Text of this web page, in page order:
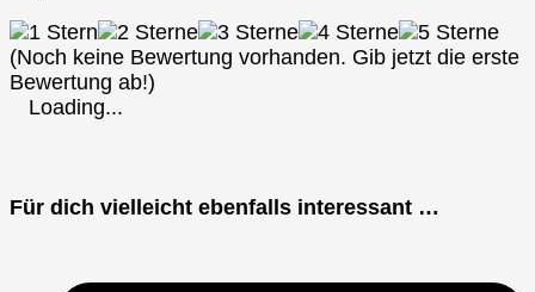
(Noch keine Bewertung vorhanden. Gib jetzt die erste
Bewertung ab!)
Loading...
Für dich vielleicht ebenfalls interessant …